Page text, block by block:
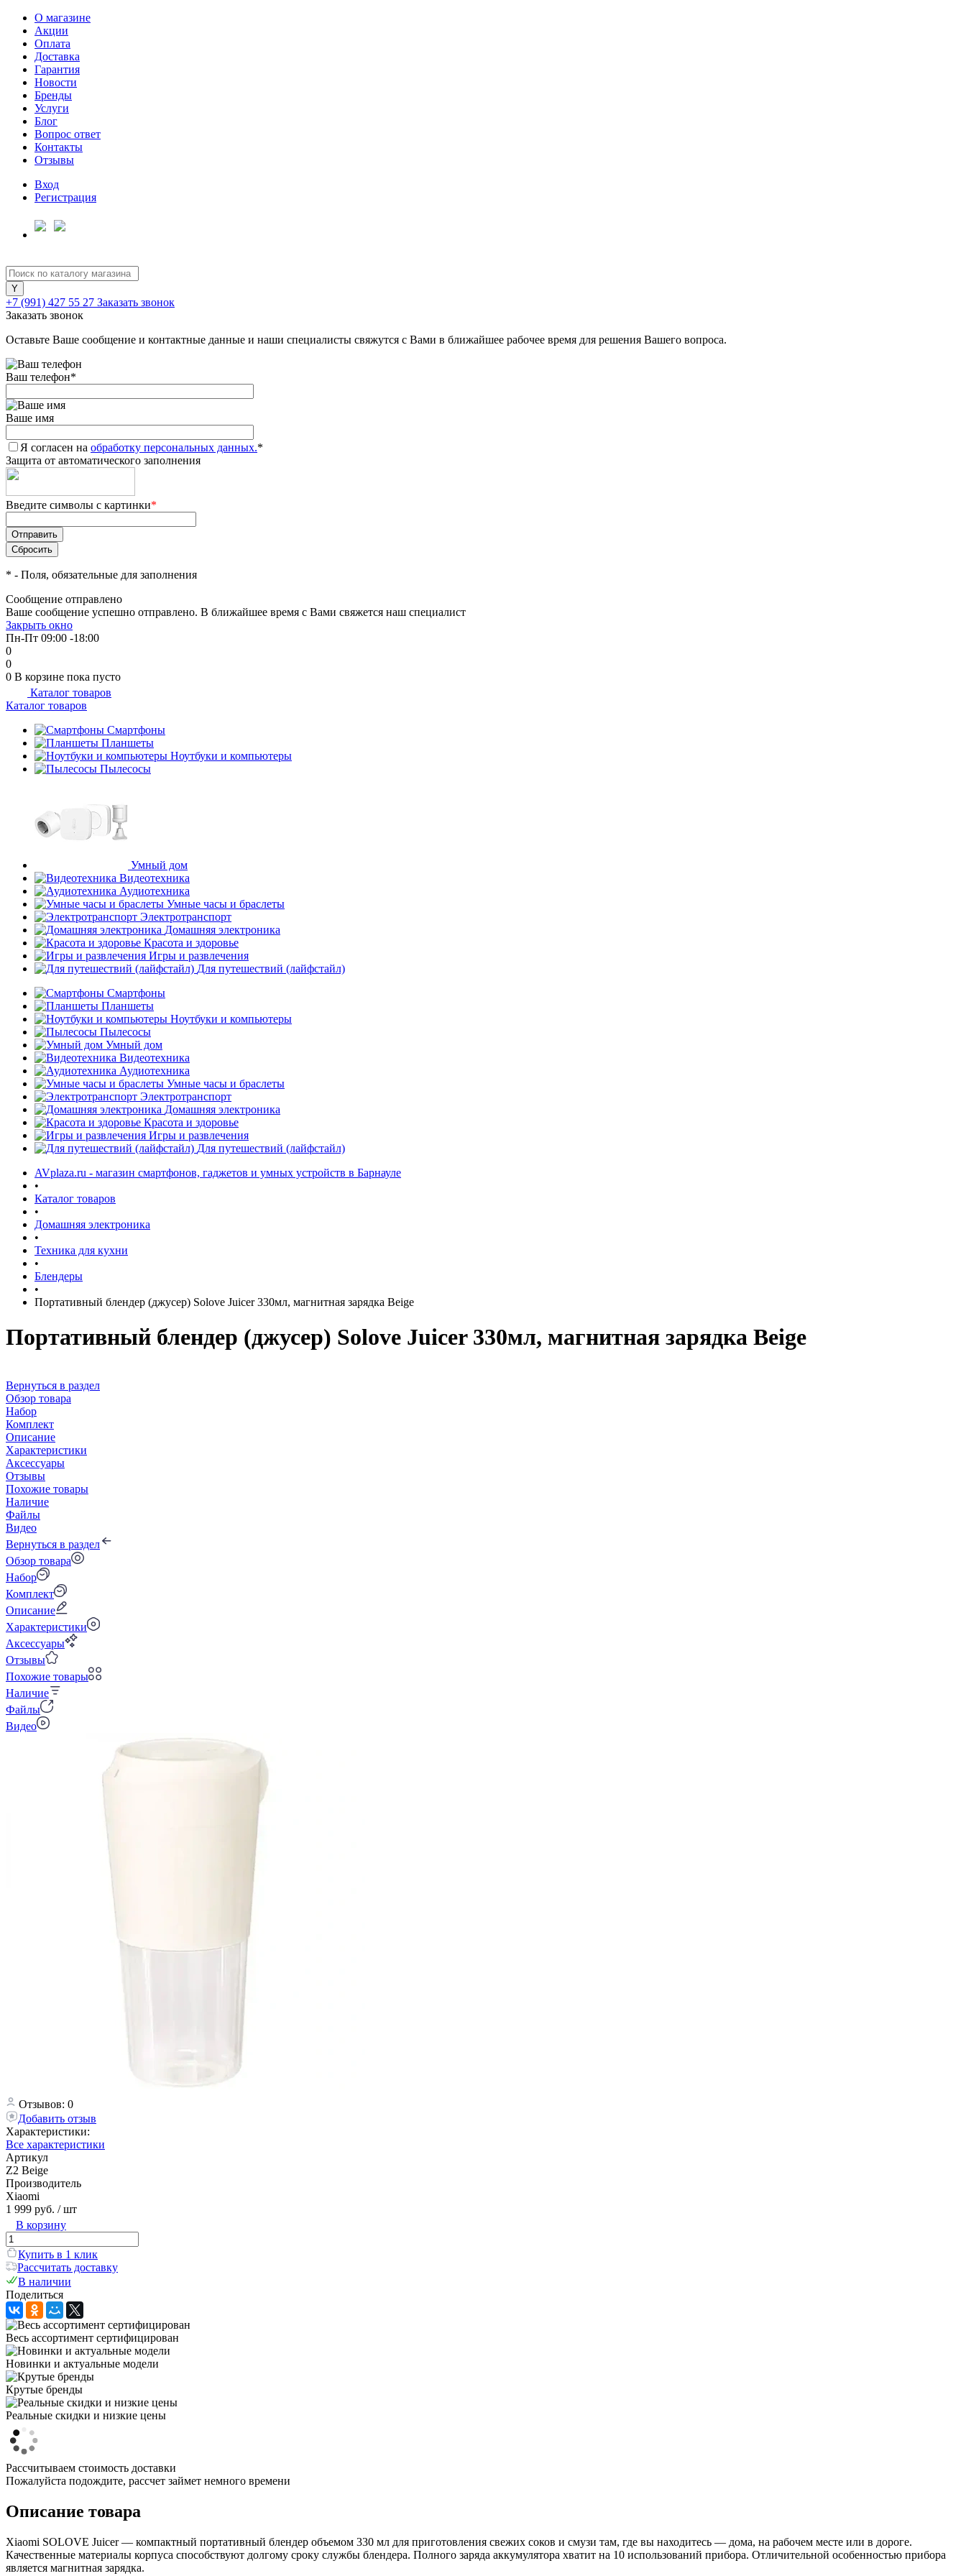
О магазине
Акции
Оплата
Доставка
Гарантия
Новости
Бренды
Услуги
Блог
Вопрос ответ
Контакты
Отзывы
Вход
Регистрация
+7 (991) 427 55 27 Заказать звонок
Заказать звонок
Оставьте Ваше сообщение и контактные данные и наши специалисты свяжутся с Вами в ближайшее рабочее время для решения Вашего вопроса.
Ваш телефон*
Ваше имя
Я согласен на обработку персональных данных.*
Защита от автоматического заполнения
Введите символы с картинки*
* - Поля, обязательные для заполнения
Сообщение отправлено
Ваше сообщение успешно отправлено. В ближайшее время с Вами свяжется наш специалист
Закрыть окно
Пн-Пт 09:00 -18:00
0
0
0 В корзине пока пусто
Каталог товаров
Каталог товаров
Смартфоны
Планшеты
Ноутбуки и компьютеры
Пылесосы
Умный дом
Видеотехника
Аудиотехника
Умные часы и браслеты
Электротранспорт
Домашняя электроника
Красота и здоровье
Игры и развлечения
Для путешествий (лайфстайл)
Смартфоны
Планшеты
Ноутбуки и компьютеры
Пылесосы
Умный дом
Видеотехника
Аудиотехника
Умные часы и браслеты
Электротранспорт
Домашняя электроника
Красота и здоровье
Игры и развлечения
Для путешествий (лайфстайл)
AVplaza.ru - магазин смартфонов, гаджетов и умных устройств в Барнауле
•
Каталог товаров
•
Домашняя электроника
•
Техника для кухни
•
Блендеры
•
Портативный блендер (джусер) Solove Juicer 330мл, магнитная зарядка Beige
Портативный блендер (джусер) Solove Juicer 330мл, магнитная зарядка Beige
Вернуться в раздел
Обзор товара
Набор
Комплект
Описание
Характеристики
Аксессуары
Отзывы
Похожие товары
Наличие
Файлы
Видео
Вернуться в раздел
Обзор товара
Набор
Комплект
Описание
Характеристики
Аксессуары
Отзывы
Похожие товары
Наличие
Файлы
Видео
Отзывов: 0
Добавить отзыв
Характеристики:
Все характеристики
Артикул
Z2 Beige
Производитель
Xiaomi
1 999 руб. / шт
В корзину
Купить в 1 клик
Рассчитать доставку
В наличии
Поделиться
Весь ассортимент сертифицирован
Новинки и актуальные модели
Крутые бренды
Реальные скидки и низкие цены
Рассчитываем стоимость доставки
Пожалуйста подождите, рассчет займет немного времени
Описание товара
Xiaomi SOLOVE Juicer — компактный портативный блендер объемом 330 мл для приготовления свежих соков и смузи там, где вы находитесь — дома, на рабочем месте или в дороге.
Качественные материалы корпуса способствуют долгому сроку службы блендера. Полного заряда аккумулятора хватит на 10 использований прибора. Отличительной особенностью прибора
является магнитная зарядка.
на частибез переплат
25% картой любого банка